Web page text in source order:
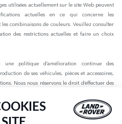
utilisées actuellement sur le site Web peuvent
actuelles en ce qui concerne les
combinaisons de couleurs. Veuillez consulter
des restrictions actuelles et faire un choix
politique d’amélioration continue des
de ses véhicules, pièces et accessoires,
Nous nous réservons le droit d’effectuer des
les spécifications européennes. Elles peuvent
préavis. Certains des véhicules présents sont
installés par le concessionnaire qui peuvent